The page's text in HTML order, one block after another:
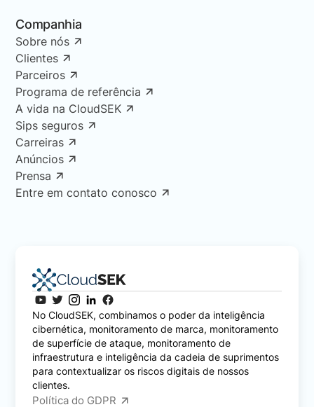
Companhia
Sobre nós
Clientes
Parceiros
Programa de referência
A vida na CloudSEK
Sips seguros
Carreiras
Anúncios
Prensa
Entre em contato conosco
No CloudSEK, combinamos o poder da inteligência
cibernética, monitoramento de marca, monitoramento
de superfície de ataque, monitoramento de
infraestrutura e inteligência da cadeia de suprimentos
para contextualizar os riscos digitais de nossos
clientes.
Política do GDPR